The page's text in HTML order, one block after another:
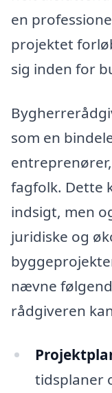
en
projektet
sig inden for
som en
fagfolk. Dette
indsigt, men
juridiske og
nævne
rådgiveren
tidsplaner